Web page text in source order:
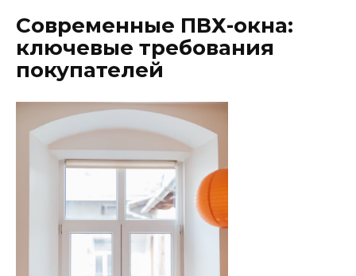
Современные ПВХ-окна:
ключевые требования
покупателей